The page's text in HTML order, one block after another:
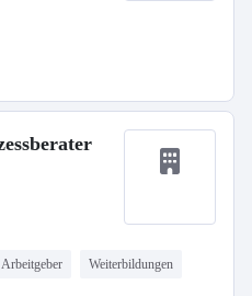
Weiterbildungen